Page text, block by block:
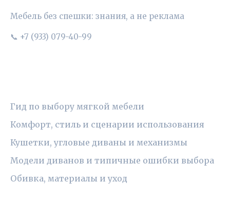
Мебель без спешки: знания, а не реклама
📞 +7 (933) 079-40-99
Гид по выбору мягкой мебели
Комфорт, стиль и сценарии использования
Кушетки, угловые диваны и механизмы
Модели диванов и типичные ошибки выбора
Обивка, материалы и уход